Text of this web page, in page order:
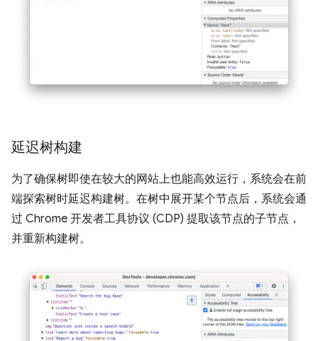
延迟树构建
为了确保树即使在较大的网站上也能高效运行，系统会在前
端探索树时延迟构建树。在树中展开某个节点后，系统会通
过 Chrome 开发者工具协议 (CDP) 提取该节点的子节点，
并重新构建树。